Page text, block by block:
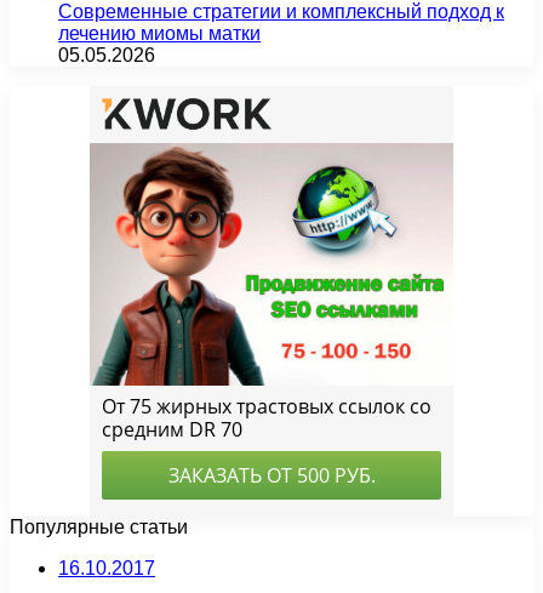
Современные стратегии и комплексный подход к
лечению миомы матки
05.05.2026
Популярные статьи
16.10.2017